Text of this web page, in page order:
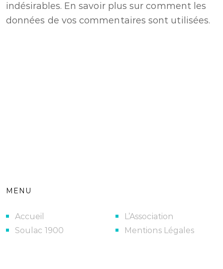
indésirables. En savoir plus sur comment les
données de vos commentaires sont utilisées.
MENU
Accueil
Soulac 1900
L’Association
Mentions Légales